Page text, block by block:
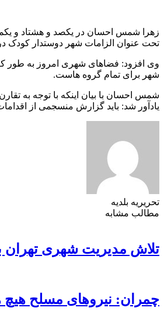
زهرا شمس احسان در یکصد و هشتاد و
تحت عنوان الزامات شهر دوستدار کودک در ۱۶ شهریورماه سال ۱۴۰۰ ابلاغ شد، اما به نظر می رسد از نظر فرایندی با رسالت های این شهر فاصله زیادی داریم.
وی افزود: فضاهای شهری امروز به طور
شهر برای تمام گروه هاست.
شمس احسان با بیان اینکه با توجه به
یادآور شد: باید گزارش منسجمی از
تحریریه بلدیه
مطالب مشابه
تلاش مدیریت شهری تهران
چمران: نیروهای مسلح هیچ